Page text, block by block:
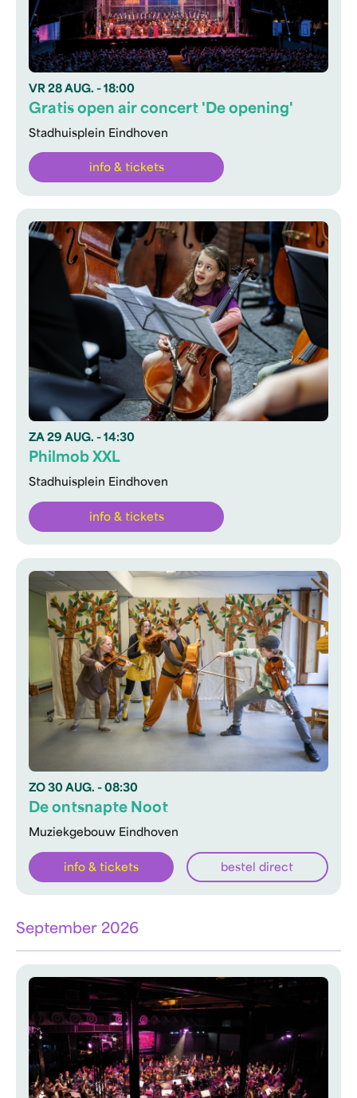
VR 28 AUG. - 18:00
Stadhuisplein Eindhoven
Gratis open air concert 'De opening'
info & tickets
ZA 29 AUG. - 14:30
Stadhuisplein Eindhoven
Philmob XXL
info & tickets
ZO 30 AUG. - 08:30
Muziekgebouw Eindhoven
De ontsnapte Noot
info & tickets bestel direct
September 2026